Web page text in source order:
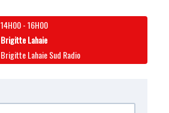
14H00-16H00
Brigitte Lahaie
Brigitte Lahaie Sud Radio